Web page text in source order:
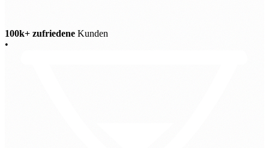
100k+ zufriedene Kunden
•